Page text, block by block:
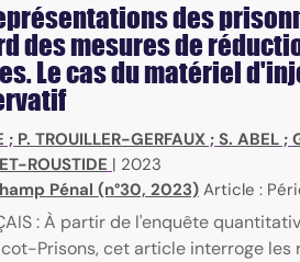
des
des mesures de
Le cas du matériel
; P. TROUILLER-GERFAUX ; S. ABEL ;
ROUSTIDE | 2023
Pénal (n°30, 2023) Article :
: À partir de l'enquête
Prisons, cet article interroge les